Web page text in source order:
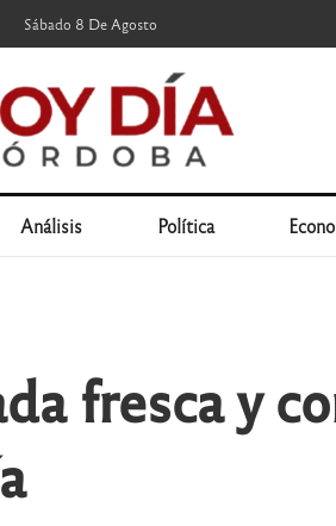
Sábado 8 De Agosto
Análisis Política
fresca y